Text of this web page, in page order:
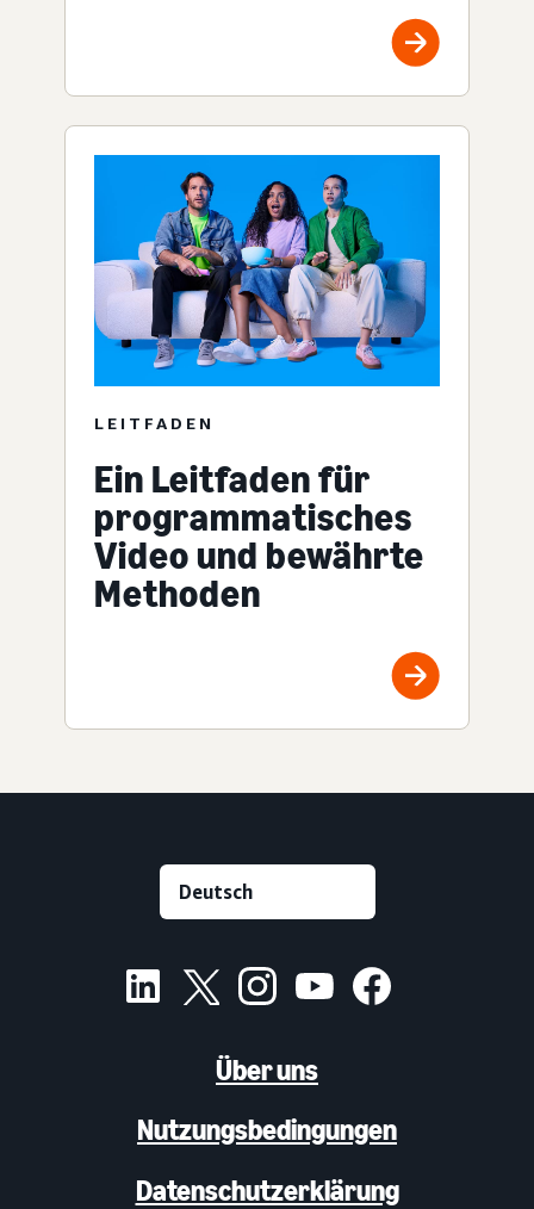
LEITFADEN
Ein Leitfaden für
programmatisches
Video und bewährte
Methoden
Über uns
Nutzungsbedingungen
Datenschutzerklärung